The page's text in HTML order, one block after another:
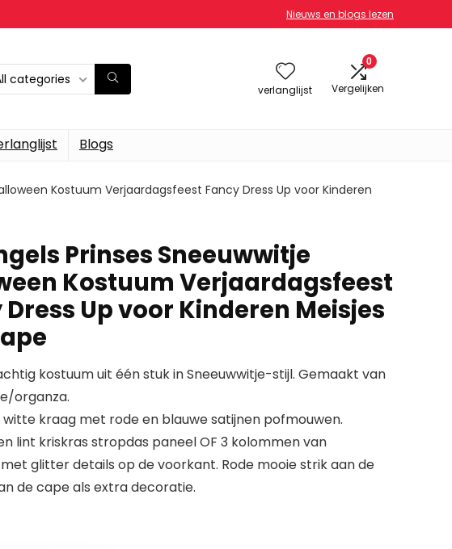
Nieuws en blogs lezen
categories
verlanglijst
0
Vergelijken
Blogs
Kostuum Verjaardagsfeest Fancy Dress Up voor Kinderen
Prinses Sneeuwwitje
Kostuum Verjaardagsfeest
Dress Up voor Kinderen Meisjes
kostuum uit één stuk in Sneeuwwitje-stijl. Gemaakt van
organza.
kraag met rode en blauwe satijnen pofmouwen.
lint kriskras stropdas paneel OF 3 kolommen van
glitter details op de voorkant. Rode mooie strik aan de
de cape als extra decoratie.